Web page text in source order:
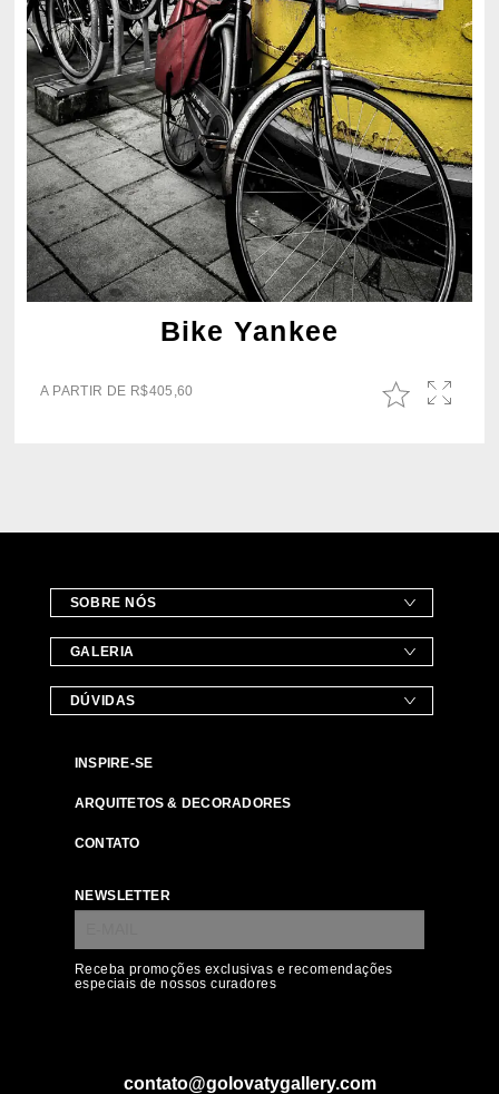
Bike Yankee
A PARTIR DE R$405,60
SOBRE NÓS
GALERIA
DÚVIDAS
INSPIRE-SE
ARQUITETOS & DECORADORES
CONTATO
NEWSLETTER
Receba promoções exclusivas e recomendações
especiais de nossos curadores
contato@golovatygallery.com